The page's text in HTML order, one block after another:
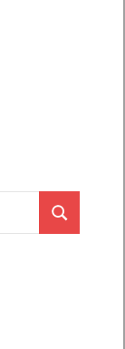
Search